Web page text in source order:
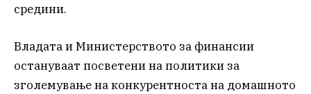
средини.
Владата и Министерството за финансии
остануваат посветени на политики за
зголемување на конкурентноста на домашното